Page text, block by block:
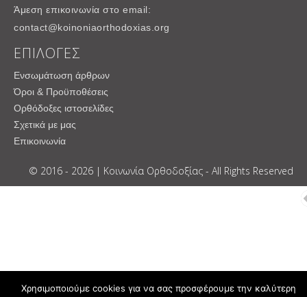
Άμεση επικοινωνία στο email:
contact@koinoniaorthodoxias.org
ΕΠΙΛΟΓΕΣ
Ενσωμάτωση άρθρων
Όροι & Προϋποθέσεις
Ορθόδοξες ιστοσελίδες
Σχετικά με μας
Επικοινωνία
© 2016 - 2026 | Κοινωνία Ορθοδοξίας - All Rights Reserved
Χρησιμοποιούμε cookies για να σας προσφέρουμε την καλύτερη